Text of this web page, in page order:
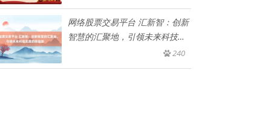
网络股票交易平台 汇新智：创新
智慧的汇聚地，引领未来科技发
240